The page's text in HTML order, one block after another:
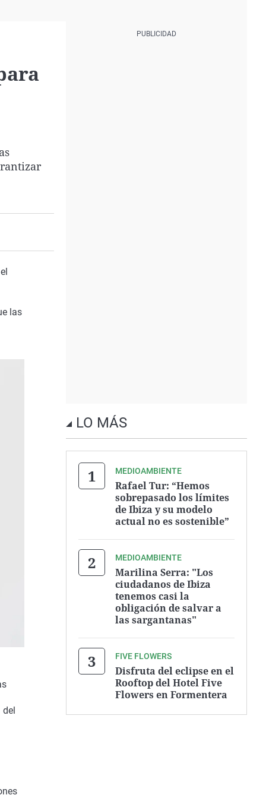
las
del
LO MÁS
MEDIOAMBIENTE
Rafael Tur: “Hemos
sobrepasado los límites
de Ibiza y su modelo
actual no es sostenible”
MEDIOAMBIENTE
Marilina Serra: "Los
ciudadanos de Ibiza
tenemos casi la
obligación de salvar a
las sargantanas"
FIVE FLOWERS
Disfruta del eclipse en el
Rooftop del Hotel Five
Flowers en Formentera